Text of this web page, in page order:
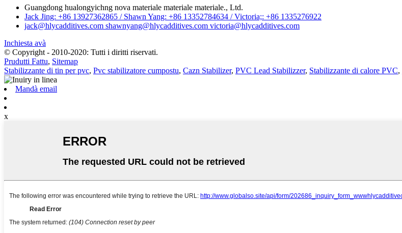
Guangdong hualongyichng nova materiale materiale materiale., Ltd.
Jack Jing: +86 13927362865 / Shawn Yang: +86 13352784634 / Victoria;: +86 1335276922
jack@hlycadditives.com shawnyang@hlycadditives.com victoria@hlycadditives.com
Inchiesta avà
© Copyright - 2010-2020: Tutti i diritti riservati.
Prudutti Fattu, Sitemap
Stabilizzante di tin per pvc, Pvc stabilizatore cumpostu, Cazn Stabilizer, PVC Lead Stabilizzer, Stabilizzante di calore PVC,
Mandà email
x